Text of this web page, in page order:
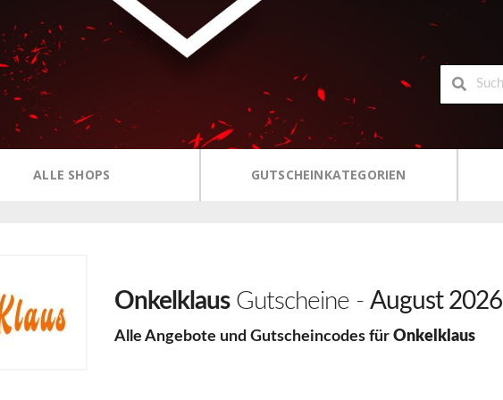
ALLE SHOPS GUTSCHEINKATEGORIEN
OnkelklausGutscheine - August 2026
Alle Angebote und Gutscheincodes für Onkelklaus